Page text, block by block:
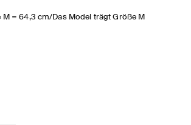
M = 64,3 cm/Das Model trägt Größe M